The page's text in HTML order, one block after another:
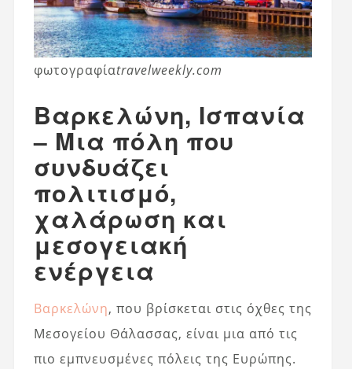
φωτογραφίαtravelweekly.com
Βαρκελώνη, Ισπανία
– Μια πόλη που
συνδυάζει
πολιτισμό,
χαλάρωση και
μεσογειακή
ενέργεια
Βαρκελώνη, που βρίσκεται στις όχθες της
Μεσογείου Θάλασσας, είναι μια από τις
πιο εμπνευσμένες πόλεις της Ευρώπης.